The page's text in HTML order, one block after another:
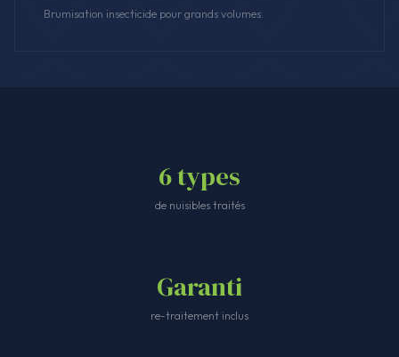
Brumisation insecticide pour grands volumes.
6 types
de nuisibles traités
Garanti
re-traitement inclus